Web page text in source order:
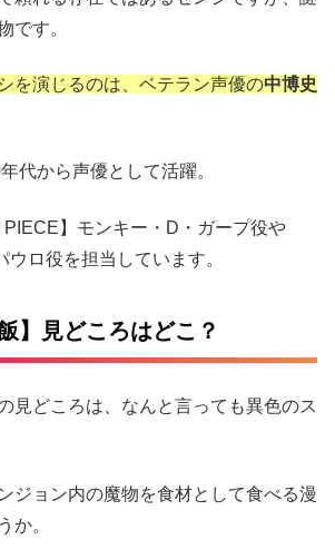
です。
を演じるのは、ベテラン声優の中博史
代から声優として活躍。
】モンキー・D・ガープ役や
ウロ役を担当しています。
】見どころはどこ？
見どころは、なんと言っても異色のス
ジョン内の魔物を食材として食べる漫
か。